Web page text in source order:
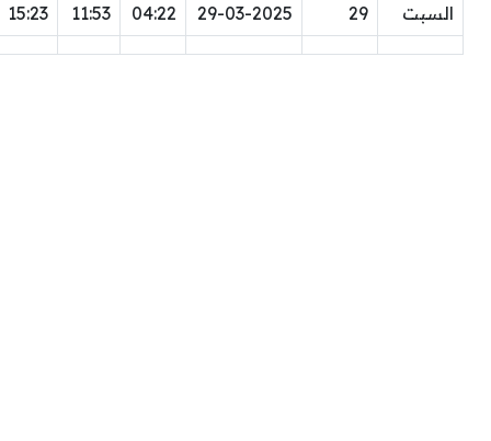
السبت 29
29-03-2025
04:22
11:53
15:23